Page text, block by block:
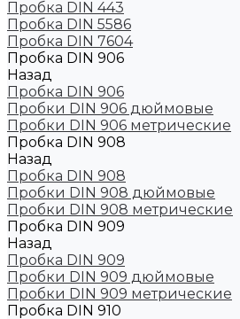
Пробка DIN 443
Пробка DIN 5586
Пробка DIN 7604
Пробка DIN 906
Назад
Пробка DIN 906
Пробки DIN 906 дюймовые
Пробки DIN 906 метрические
Пробка DIN 908
Назад
Пробка DIN 908
Пробки DIN 908 дюймовые
Пробки DIN 908 метрические
Пробка DIN 909
Назад
Пробка DIN 909
Пробки DIN 909 дюймовые
Пробки DIN 909 метрические
Пробка DIN 910